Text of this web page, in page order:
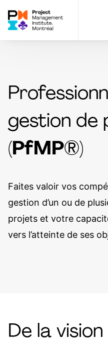
gestion de
(PfMP®)
Faites valoir vos
gestion d’un ou de
projets et votre
vers l’atteinte de ses
De la vision